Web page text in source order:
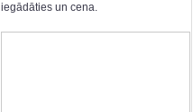
iegādāties un cena.